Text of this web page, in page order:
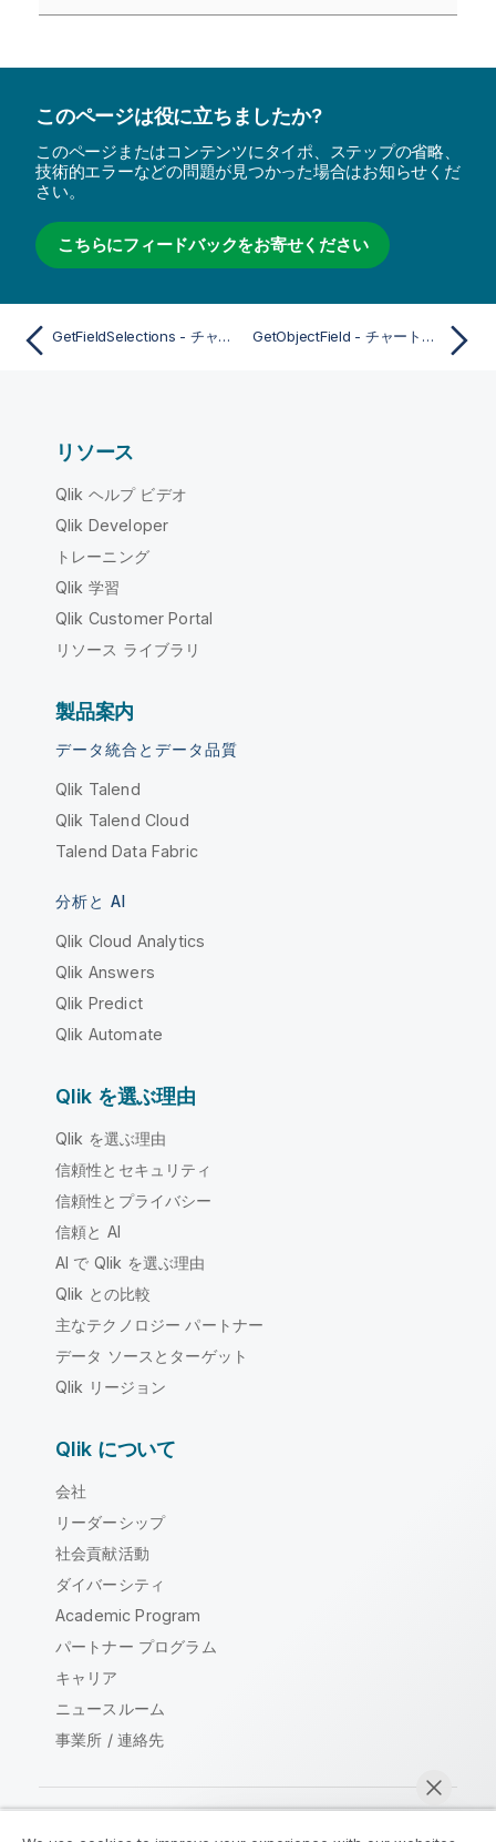
このページは役に立ちましたか?
このページまたはコンテンツにタイポ、ステップの省略、
技術的エラーなどの問題が見つかった場合はお知らせくだ
さい。
こちらにフィードバックをお寄せください
GetFieldSelections - チャート関数 GetObjectField - チャート関数
リソース
Qlik ヘルプ ビデオ
Qlik Developer
トレーニング
Qlik 学習
Qlik Customer Portal
リソース ライブラリ
製品案内
データ統合とデータ品質
Qlik Talend
Qlik Talend Cloud
Talend Data Fabric
分析と AI
Qlik Cloud Analytics
Qlik Answers
Qlik Predict
Qlik Automate
Qlik を選ぶ理由
Qlik を選ぶ理由
信頼性とセキュリティ
信頼性とプライバシー
信頼と AI
AI で Qlik を選ぶ理由
Qlik との比較
主なテクノロジー パートナー
データ ソースとターゲット
Qlik リージョン
Qlik について
会社
リーダーシップ
社会貢献活動
ダイバーシティ
Academic Program
パートナー プログラム
キャリア
ニュースルーム
事業所 / 連絡先